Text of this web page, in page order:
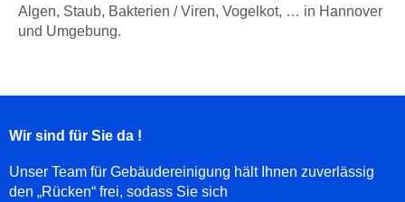
Algen, Staub, Bakterien / Viren, Vogelkot, … in Hannover
und Umgebung.
Wir sind für Sie da !
Unser Team für Gebäudereinigung hält Ihnen zuverlässig
den „Rücken“ frei, sodass Sie sich